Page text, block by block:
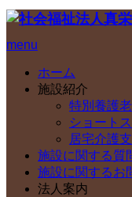
menu
ホーム
施設紹介
特別養護
ショート
居宅介護
施設に関する質
施設に関するお
法人案内